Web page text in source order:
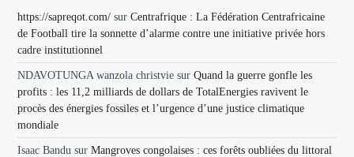
https://sapreqot.com/ surCentrafrique : La Fédération Centrafricaine
de Football tire la sonnette d’alarme contre une initiative privée hors
cadre institutionnel
NDAVOTUNGA wanzola christvie surQuand la guerre gonfle les
profits : les 11,2 milliards de dollars de TotalEnergies ravivent le
procès des énergies fossiles et l’urgence d’une justice climatique
mondiale
Isaac Bandu surMangroves congolaises : ces forêts oubliées du littoral